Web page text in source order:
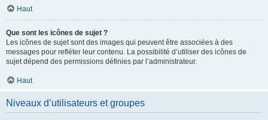
Haut
Que sont les icônes de sujet ?
Les icônes de sujet sont des images qui peuvent être associées à des
messages pour refléter leur contenu. La possibilité d’utiliser des icônes de
sujet dépend des permissions définies par l’administrateur.
Haut
Niveaux d’utilisateurs et groupes